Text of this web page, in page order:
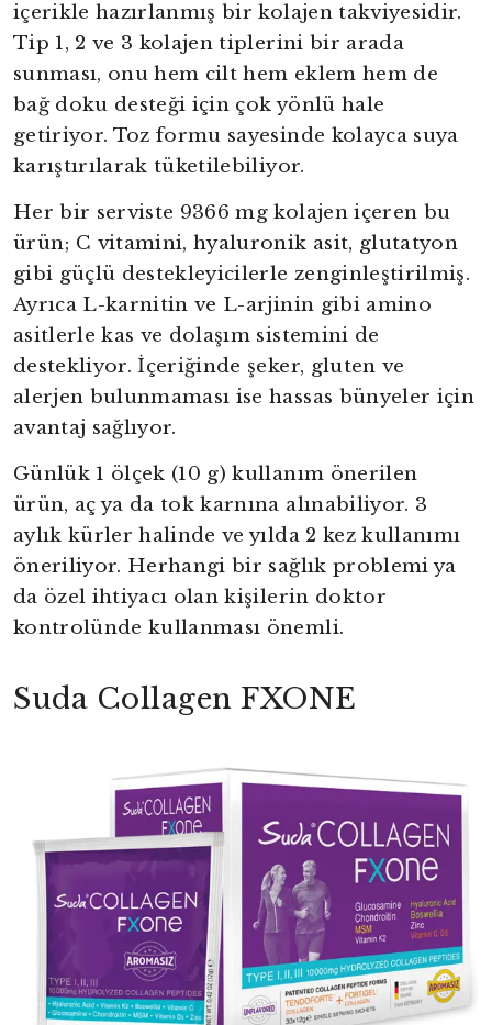
içerikle hazırlanmış bir kolajen takviyesidir.
Tip 1, 2 ve 3 kolajen tiplerini bir arada
sunması, onu hem cilt hem eklem hem de
bağ doku desteği için çok yönlü hale
getiriyor. Toz formu sayesinde kolayca suya
karıştırılarak tüketilebiliyor.
Her bir serviste 9366 mg kolajen içeren bu
ürün; C vitamini, hyaluronik asit, glutatyon
gibi güçlü destekleyicilerle zenginleştirilmiş.
Ayrıca L-karnitin ve L-arjinin gibi amino
asitlerle kas ve dolaşım sistemini de
destekliyor. İçeriğinde şeker, gluten ve
alerjen bulunmaması ise hassas bünyeler için
avantaj sağlıyor.
Günlük 1 ölçek (10 g) kullanım önerilen
ürün, aç ya da tok karnına alınabiliyor. 3
aylık kürler halinde ve yılda 2 kez kullanımı
öneriliyor. Herhangi bir sağlık problemi ya
da özel ihtiyacı olan kişilerin doktor
kontrolünde kullanması önemli.
Suda Collagen FXONE